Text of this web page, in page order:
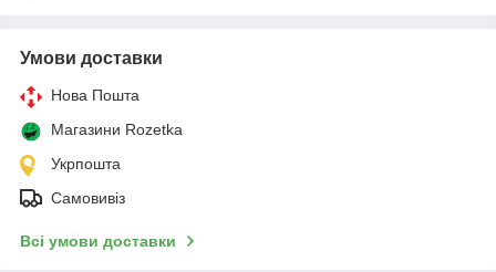
Умови доставки
Нова Пошта
Магазини Rozetka
Укрпошта
Самовивіз
Всі умови доставки